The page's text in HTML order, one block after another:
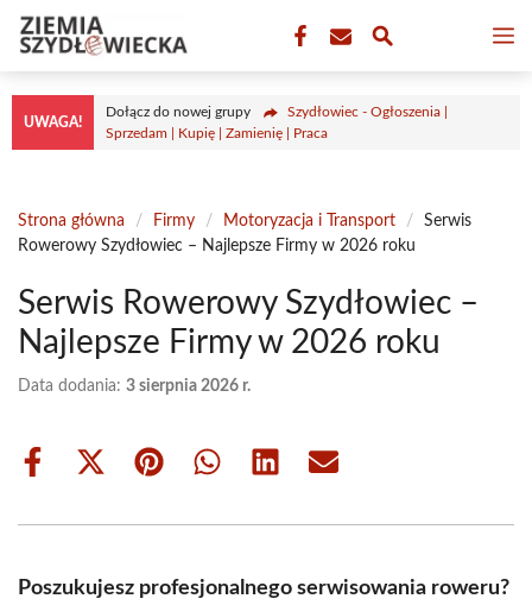
Przejdź
treści
UWAGA!
Dołącz do nowej grupy
Szydłowiec - Ogłoszenia |
Sprzedam | Kupię | Zamienię | Praca
Strona główna / Firmy / Motoryzacja i Transport /
Serwis
Rowerowy Szydłowiec – Najlepsze Firmy w 2026 roku
Serwis Rowerowy Szydłowiec –
Najlepsze Firmy w 2026 roku
Data dodania: 3 sierpnia 2026 r.
Share
Share
(Twitter)
Share Share Share Share
Poszukujesz profesjonalnego serwisowania roweru?